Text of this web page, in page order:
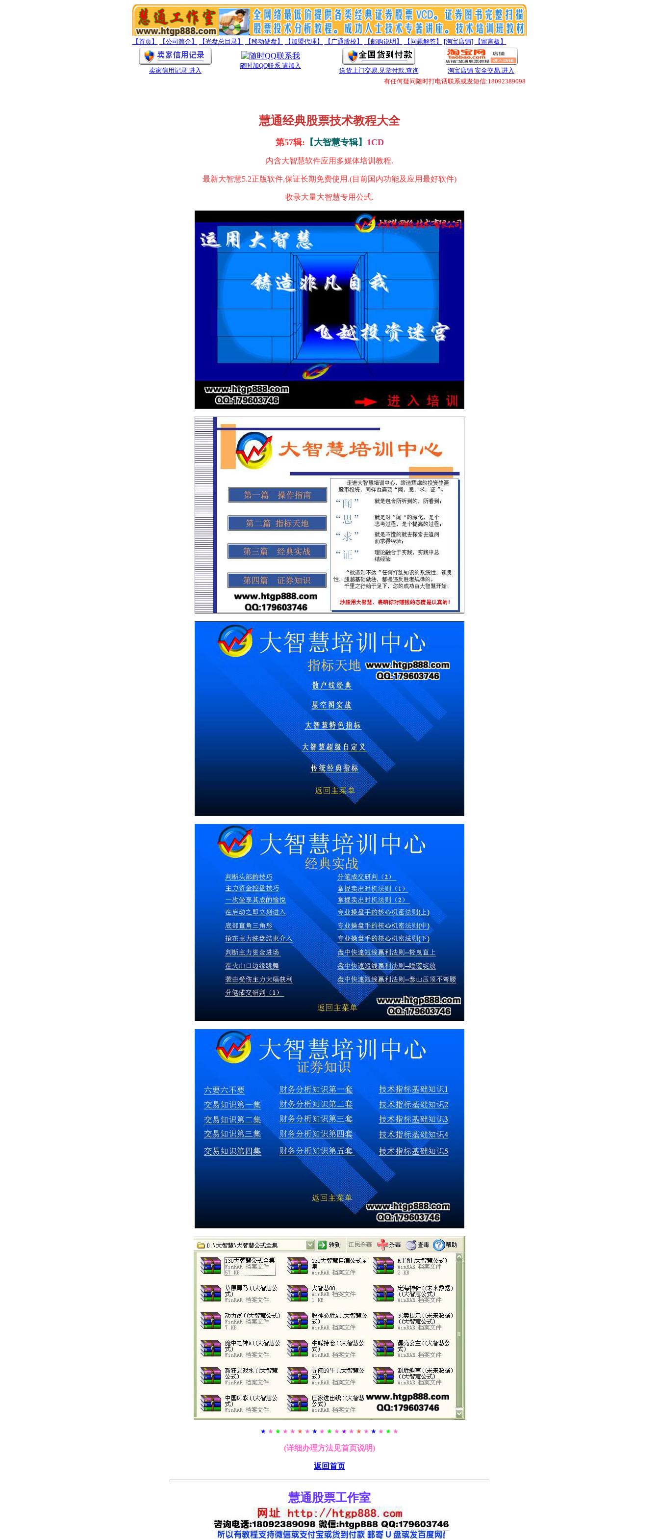
【首页】 【公司简介】 【光盘总目录】 【移动硬盘】 【加盟代理】 【广通股校】 【邮购说明】 【问题解答】 [淘宝店铺] 【留言板】
卖家信用记录.进入
随时加QQ联系 请加入
送货上门交易.见货付款.查询
淘宝店铺 安全交易.进入
有任何疑问随时打电话联系或发短信:18092389098
慧通经典股票技术教程大全
第57辑: 【大智慧专辑】 1CD
内含大智慧软件应用多媒体培训教程.
最新大智慧5.2正版软件,保证长期免费使用.(目前国内功能及应用最好软件)
收录大量大智慧专用公式.
★ ★ ★ ★ ★ ★ ★ ★ ★ ★ ★ ★ ★ ★ ★ ★ ★ ★ ★
(详细办理方法见首页说明)
返回首页
慧通股票工作室